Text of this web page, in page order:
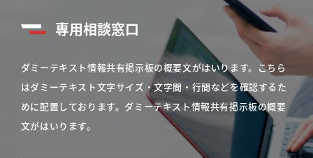
専用相談窓口
ダミーテキスト情報共有掲示板の概要文がはいります。こちら
はダミーテキスト文字サイズ・文字間・行間などを確認するた
めに配置しております。ダミーテキスト情報共有掲示板の概要
文がはいります。